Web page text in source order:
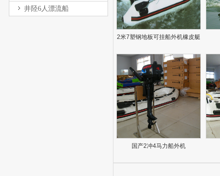
井陉6人漂流船
2米7塑钢地板可挂船外机橡皮艇
国产2冲4马力船外机